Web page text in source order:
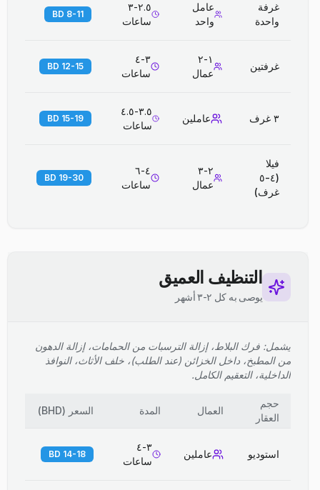
غرفة
واحدة
عامل
واحد
٢.٥-٣
ساعات
8-11 BD
غرفتين
١-٢
عمال
٣-٤
ساعات
12-15 BD
٣ غرف عاملين
٣.٥-٤.٥
ساعات
15-19 BD
فيلا
(٤-٥
غرف)
٢-٣
عمال
٤-٦
ساعات
19-30 BD
التنظيف العميق
يوصى به كل ٢-٣ أشهر
يشمل: فرك البلاط، إزالة الترسبات من الحمامات، إزالة الدهون
من المطبخ، داخل الخزائن (عند الطلب)، خلف الأثاث، النوافذ
الداخلية، التعقيم الكامل.
حجم
العقار
العمال المدة السعر (
BHD
)
استوديو عاملين
٣-٤
ساعات
14-18 BD